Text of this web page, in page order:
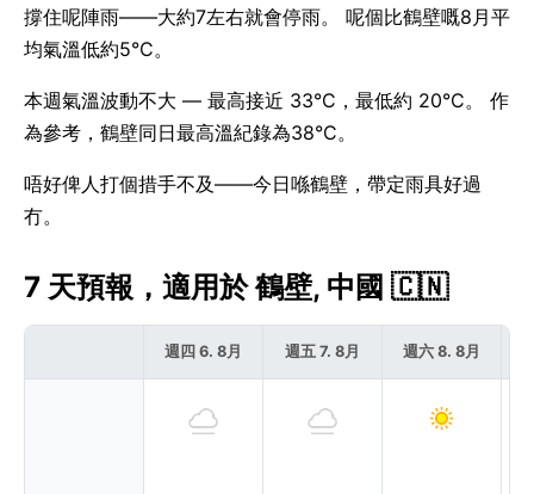
撐住呢陣雨——大約7左右就會停雨。 呢個比鶴壁嘅8月平
均氣溫低約5°C。
本週氣溫波動不大 — 最高接近 33°C，最低約 20°C。 作
為參考，鶴壁同日最高溫紀錄為38°C。
唔好俾人打個措手不及——今日喺鶴壁，帶定雨具好過
冇。
7 天預報，適用於 鶴壁, 中國 🇨🇳
週四 6. 8月 週五 7. 8月 週六 8. 8月